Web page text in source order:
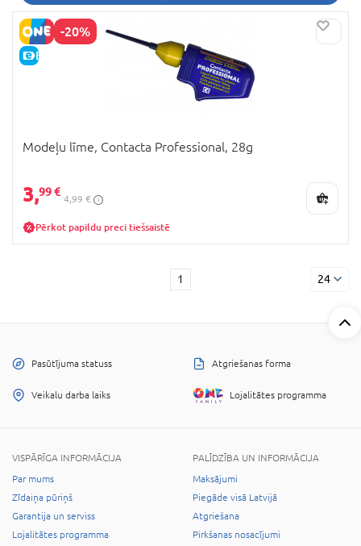
-20%
E-CENA
Modeļu līme, Contacta Professional, 28g
3,99 €
4,99 €
Pērkot papildu preci tiešsaistē
1 24
Pasūtījuma statuss Atgriešanas forma
Veikalu darba laiks Lojalitātes programma
VISPĀRĪGA INFORMĀCIJA
Par mums
Zīdaiņa pūriņš
Garantija un serviss
Lojalitātes programma
PALĪDZĪBA UN INFORMĀCIJA
Maksājumi
Piegāde visā Latvijā
Atgriešana
Pirkšanas nosacījumi